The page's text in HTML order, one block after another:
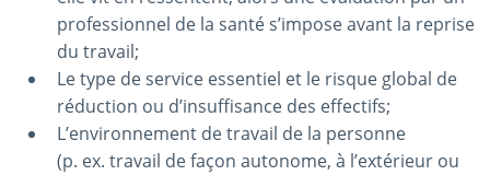
professionnel de la santé s’impose avant la reprise
du travail;
Le type de service essentiel et le risque global de
réduction ou d’insuffisance des effectifs;
L’environnement de travail de la personne
(p. ex. travail de façon autonome, à l’extérieur ou